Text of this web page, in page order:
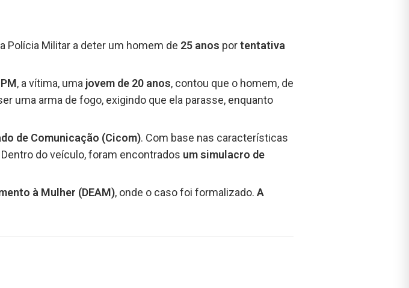
Polícia Militar a deter um homem de 25 anos portentativa
, a vítima, uma jovem de 20 anos, contou que o homem, de
uma arma de fogo, exigindo que ela parasse, enquanto
de Comunicação (Cicom). Com base nas características
do veículo, foram encontrados um simulacro de
à Mulher (DEAM), onde o caso foi formalizado. A